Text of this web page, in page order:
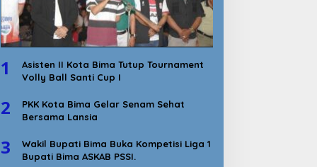
1
Asisten II Kota Bima Tutup Tournament
Volly Ball Santi Cup I
2
PKK Kota Bima Gelar Senam Sehat
Bersama Lansia
3
Wakil Bupati Bima Buka Kompetisi Liga 1
Bupati Bima ASKAB PSSI.